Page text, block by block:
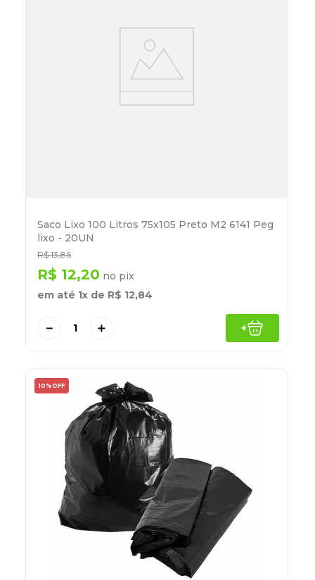
Saco Lixo 100 Litros 75x105 Preto M2 6141 Peg
lixo - 20UN
R$ 13,86
R$ 12,20 no pix
em até 1x de R$ 12,84
＋
－ +
10% OFF